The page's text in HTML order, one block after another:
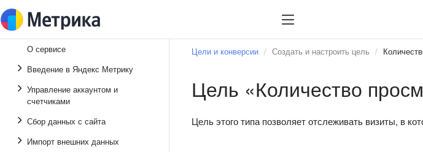
О сервисе
Введение в Яндекс Метрику
Управление аккаунтом и
счетчиками
Сбор данных с сайта
Импорт внешних данных
Цели и конверсии Создать и настроить цель
Цель «Количество
Цель этого типа позволяет отслеживать визиты, в